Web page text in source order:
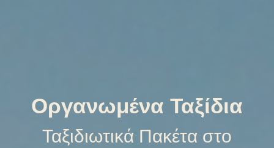
Οργανωμένα Ταξίδια
Ταξιδιωτικά Πακέτα στο